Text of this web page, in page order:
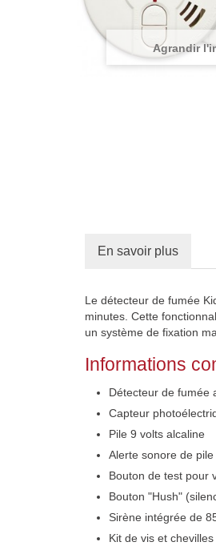
Agrandir
En savoir plus
Le détecteur de fumée
minutes. Cette
un système de fixation
Informations
Détecteur de fumée
Capteur
Pile 9 volts alcaline
Alerte sonore de pile
Bouton de test pour
Bouton "Hush"
Sirène intégrée de
Kit de vis et